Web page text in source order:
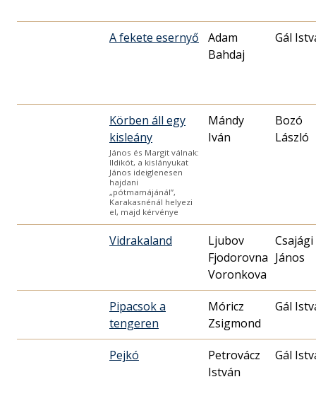
A fekete esernyő
Adam
Bahdaj
Gál
Körben áll egy
kisleány
János és Margit válnak:
Ildikót, a kislányukat
János ideiglenesen
hajdani
„pótmamájánál”,
Karakasnénál helyezi
el, majd kérvénye
Mándy
Iván
Bozó
László
Vidrakaland
Ljubov
Fjodorovna
Voronkova
Csajági
János
Pipacsok a
tengeren
Móricz
Zsigmond
Gál
Pejkó
Petrovácz
István
Gál